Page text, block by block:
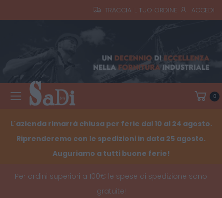
TRACCIA IL TUO ORDINE ACCEDI
Toggle mobile menu 0
L'azienda rimarrà chiusa per ferie dal 10 al 24 agosto.
Riprenderemo con le spedizioni in data 25 agosto.
Auguriamo a tutti buone ferie!
Per ordini superiori a 100€ le spese di spedizione sono
gratuite!